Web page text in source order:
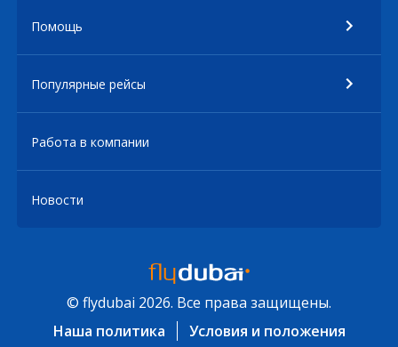
Помощь
Популярные рейсы
Работа в компании
Новости
© flydubai 2026. Все права защищены.
Наша политика
Условия и положения